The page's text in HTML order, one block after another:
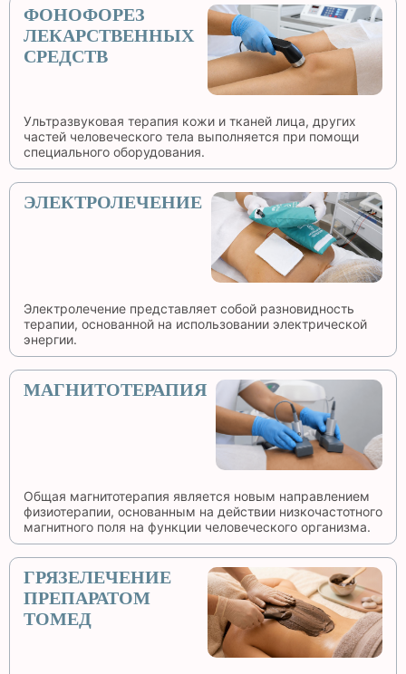
ФОНОФОРЕЗ
ЛЕКАРСТВЕННЫХ
СРЕДСТВ
Ультразвуковая терапия кожи и тканей лица, других
частей человеческого тела выполняется при помощи
специального оборудования.
ЭЛЕКТРОЛЕЧЕНИЕ
Электролечение представляет собой разновидность
терапии, основанной на использовании электрической
энергии.
МАГНИТОТЕРАПИЯ
Общая магнитотерапия является новым направлением
физиотерапии, основанным на действии низкочастотного
магнитного поля на функции человеческого организма.
ГРЯЗЕЛЕЧЕНИЕ
ПРЕПАРАТОМ
ТОМЕД